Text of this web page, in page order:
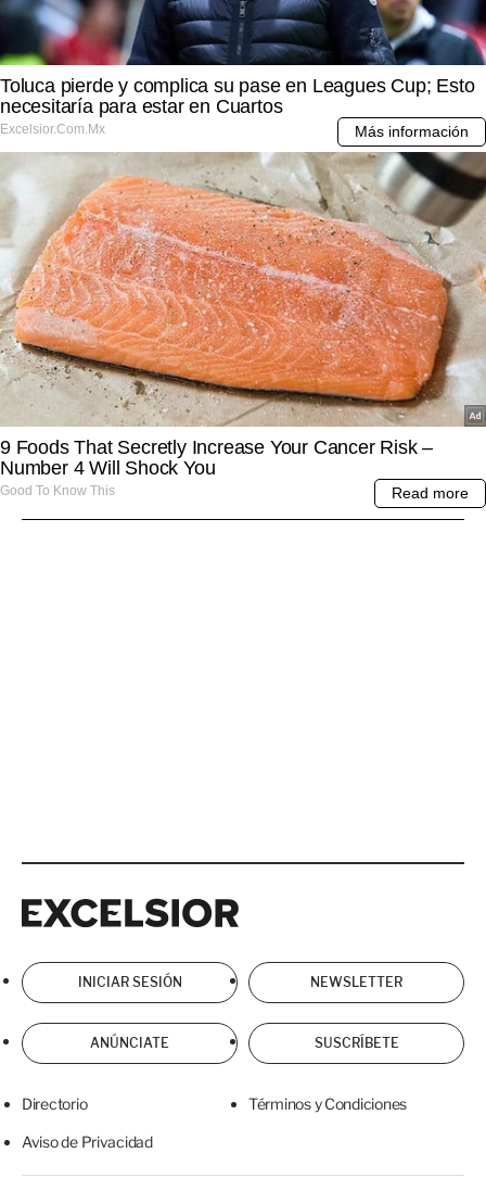
INICIAR SESIÓN NEWSLETTER
ANÚNCIATE SUSCRÍBETE
Directorio Términos y Condiciones
Aviso de Privacidad